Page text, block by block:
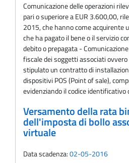
Comunicazione delle operazioni
pari o superiore a EUR 3.600,00,
2015, che hanno come acquirente
che ha pagato il bene o il servizio
debito o prepagata -
fiscale dei soggetti associati
stipulato un contratto di
dispositivi POS (Point of sale),
evidenziando il codice identificativo
Versamento della rata
dell'imposta di bollo
virtuale
Data scadenza:02-05-2016